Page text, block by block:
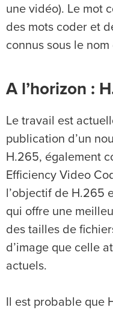
une vidéo). Le mot
des mots coder et
connus sous le
A l’horizon :
Le travail est
publication d’un
H.265, également
Efficiency Video
l’objectif de H.265
qui offre une
des tailles de
d’image que celle
actuels.
Il est probable que